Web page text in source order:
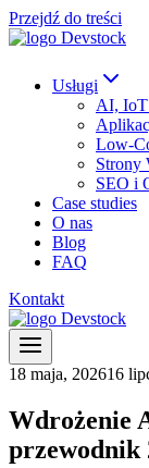
Przejdź do treści
Usługi
AI, IoT
Low-
Strony
SEO i
Case studies
O nas
Blog
FAQ
Kontakt
18 maja, 202616
Wdrożenie
przewodnik